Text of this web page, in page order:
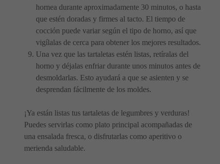
hornea durante aproximadamente 30 minutos, o hasta
que estén doradas y firmes al tacto. El tiempo de
cocción puede variar según el tipo de horno, así que
vigílalas de cerca para obtener los mejores resultados.
Una vez que las tartaletas estén listas, retíralas del
horno y déjalas enfriar durante unos minutos antes de
desmoldarlas. Esto ayudará a que se asienten y se
desprendan fácilmente de los moldes.
¡Ya están listas tus tartaletas de legumbres y verduras!
Puedes servirlas como plato principal acompañadas de
una ensalada fresca, o disfrutarlas como aperitivo o
merienda saludable.